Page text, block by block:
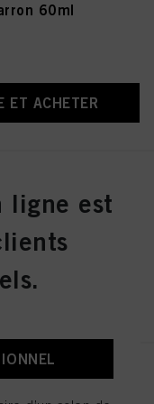
60ml
ET ACHETER
9-19 60ml
ligne est